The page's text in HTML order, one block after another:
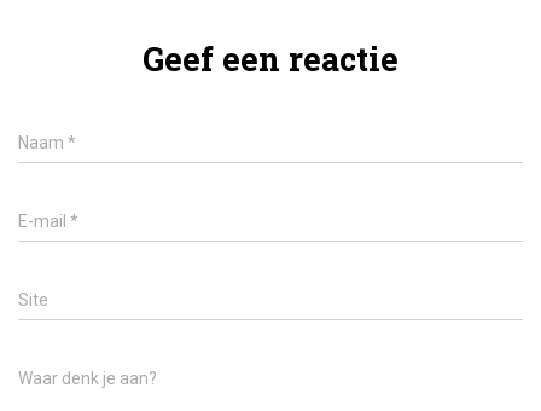
Geef een reactie
Naam *
E-mail *
Site
Waar denk je aan?